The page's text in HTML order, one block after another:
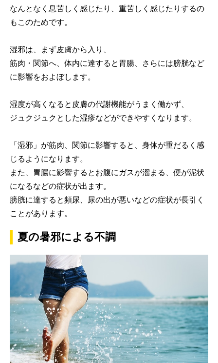
なんとなく息苦しく感じたり、重苦しく感じたりするの
もこのためです。
湿邪は、まず皮膚から入り、
筋肉・関節へ、体内に達すると胃腸、さらには膀胱など
に影響をおよぼします。
湿度が高くなると皮膚の代謝機能がうまく働かず、
ジュクジュクとした湿疹などができやすくなります。
「湿邪」が筋肉、関節に影響すると、身体が重だるく感
じるようになります。
また、胃腸に影響するとお腹にガスが溜まる、便が泥状
になるなどの症状が出ます。
膀胱に達すると頻尿、尿の出が悪いなどの症状が長引く
ことがあります。
夏の暑邪による不調